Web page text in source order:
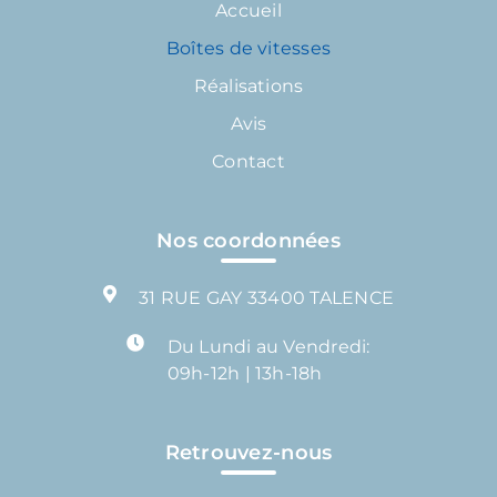
Accueil
Boîtes de vitesses
Réalisations
Avis
Contact
Nos coordonnées
31 RUE GAY 33400 TALENCE
Du Lundi au Vendredi:
09h-12h | 13h-18h
Retrouvez-nous